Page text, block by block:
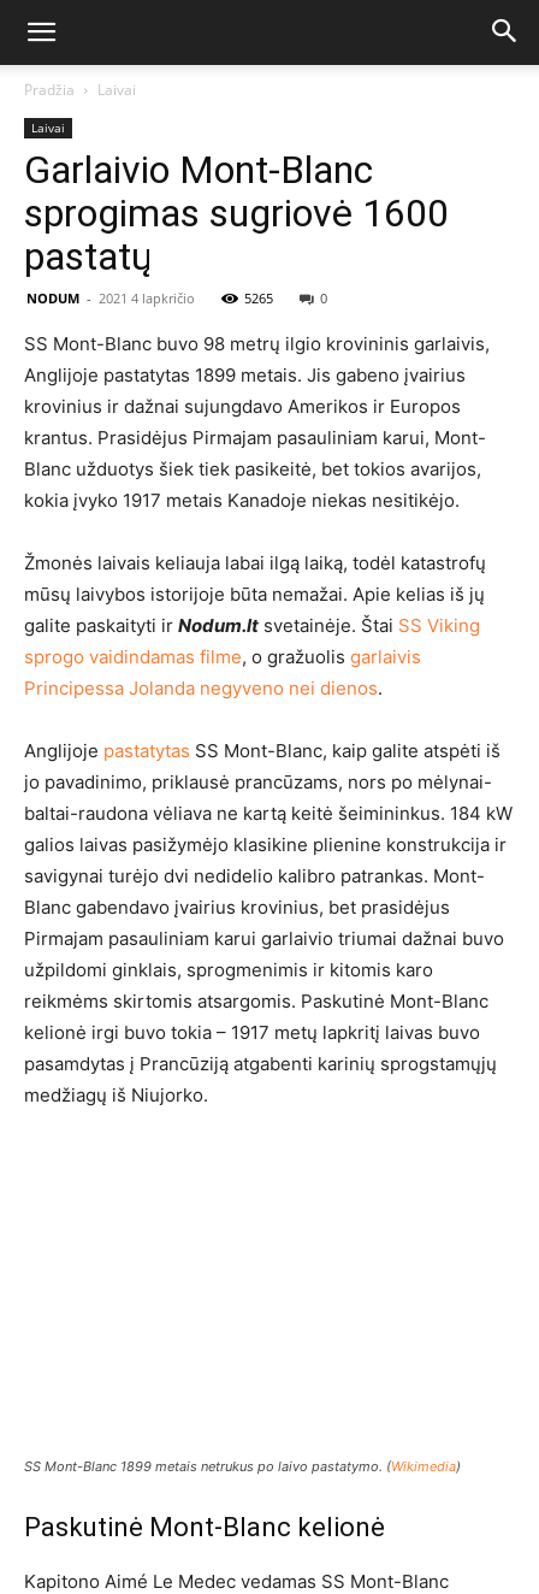
Pradžia Laivai
Laivai
Garlaivio Mont-Blanc
sprogimas sugriovė 1600
pastatų
NODUM - 2021 4 lapkričio 5265 0
SS Mont-Blanc buvo 98 metrų ilgio krovininis garlaivis,
Anglijoje pastatytas 1899 metais. Jis gabeno įvairius
krovinius ir dažnai sujungdavo Amerikos ir Europos
krantus. Prasidėjus Pirmajam pasauliniam karui, Mont-
Blanc užduotys šiek tiek pasikeitė, bet tokios avarijos,
kokia įvyko 1917 metais Kanadoje niekas nesitikėjo.
Žmonės laivais keliauja labai ilgą laiką, todėl katastrofų
mūsų laivybos istorijoje būta nemažai. Apie kelias iš jų
galite paskaityti ir Nodum.lt svetainėje. Štai SS Viking
sprogo vaidindamas filme, o gražuolis garlaivis
Principessa Jolanda negyveno nei dienos.
Anglijoje pastatytas SS Mont-Blanc, kaip galite atspėti iš
jo pavadinimo, priklausė prancūzams, nors po mėlynai-
baltai-raudona vėliava ne kartą keitė šeimininkus. 184 kW
galios laivas pasižymėjo klasikine plienine konstrukcija ir
savigynai turėjo dvi nedidelio kalibro patrankas. Mont-
Blanc gabendavo įvairius krovinius, bet prasidėjus
Pirmajam pasauliniam karui garlaivio triumai dažnai buvo
užpildomi ginklais, sprogmenimis ir kitomis karo
reikmėms skirtomis atsargomis. Paskutinė Mont-Blanc
kelionė irgi buvo tokia – 1917 metų lapkritį laivas buvo
pasamdytas į Prancūziją atgabenti karinių sprogstamųjų
medžiagų iš Niujorko.
SS Mont-Blanc 1899 metais netrukus po laivo pastatymo. (Wikimedia)
Paskutinė Mont-Blanc kelionė
Kapitono Aimé Le Medec vedamas SS Mont-Blanc